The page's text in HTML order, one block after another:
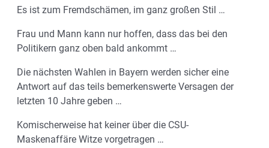
Es ist zum Fremdschämen, im ganz großen Stil …
Frau und Mann kann nur hoffen, dass das bei den
Politikern ganz oben bald ankommt …
Die nächsten Wahlen in Bayern werden sicher eine
Antwort auf das teils bemerkenswerte Versagen der
letzten 10 Jahre geben …
Komischerweise hat keiner über die CSU-
Maskenaffäre Witze vorgetragen …